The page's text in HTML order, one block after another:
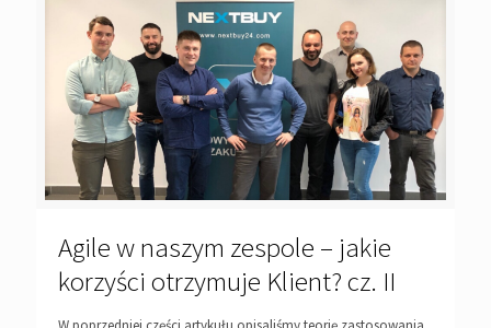
Agile w naszym zespole – jakie
korzyści otrzymuje Klient? cz. II